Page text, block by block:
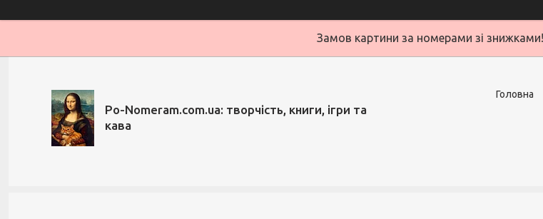
Замов картини за номерами зі знижками!
Po-Nomeram.com.ua: творчість, книги, ігри та
кава
Головна